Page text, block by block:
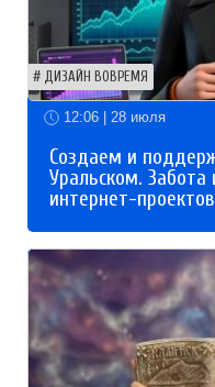
ДИЗАЙН ВОВРЕМЯ
12:06 | 28 июля
Создаем и
Уральском.
интернет-проектов